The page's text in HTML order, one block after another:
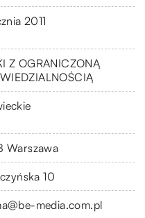
2011
Z OGRANICZONĄ
Warszawa
10
media.com.pl